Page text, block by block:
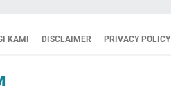
KAMI DISCLAIMER PRIVACY POLICY